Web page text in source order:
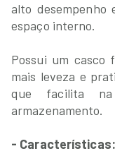
alto desempenho
espaço interno.
Possui um casco
mais leveza e
que facilita
armazenamento.
- Características: